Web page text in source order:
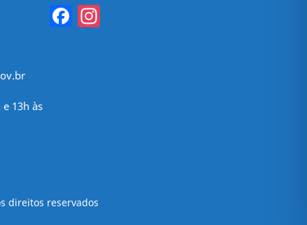
13h às
Facebook
direitos reservados